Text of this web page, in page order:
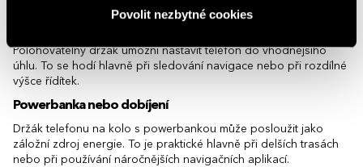
Povolit nezbytné cookies
Polohovatelný držák umožní nastavit telefon do vhodnějšího
úhlu. To se hodí hlavně při sledování navigace nebo při rozdílné
výšce řídítek.
Powerbanka nebo dobíjení
Držák telefonu na kolo s powerbankou může posloužit jako
záložní zdroj energie. To je praktické hlavně při delších trasách
nebo při používání náročnějších navigačních aplikací.